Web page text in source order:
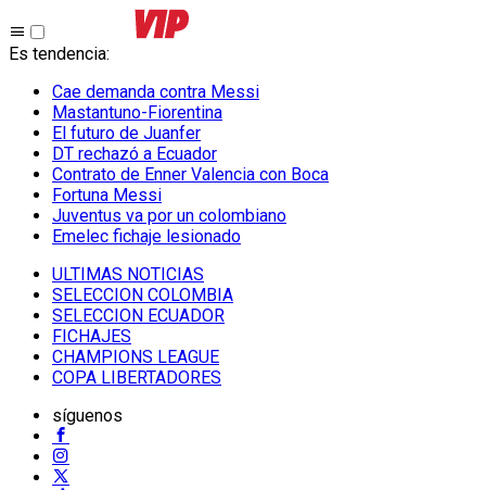
Es tendencia:
Cae demanda contra Messi
Mastantuno-Fiorentina
El futuro de Juanfer
DT rechazó a Ecuador
Contrato de Enner Valencia con Boca
Fortuna Messi
Juventus va por un colombiano
Emelec fichaje lesionado
ULTIMAS NOTICIAS
SELECCION COLOMBIA
SELECCION ECUADOR
FICHAJES
CHAMPIONS LEAGUE
COPA LIBERTADORES
síguenos